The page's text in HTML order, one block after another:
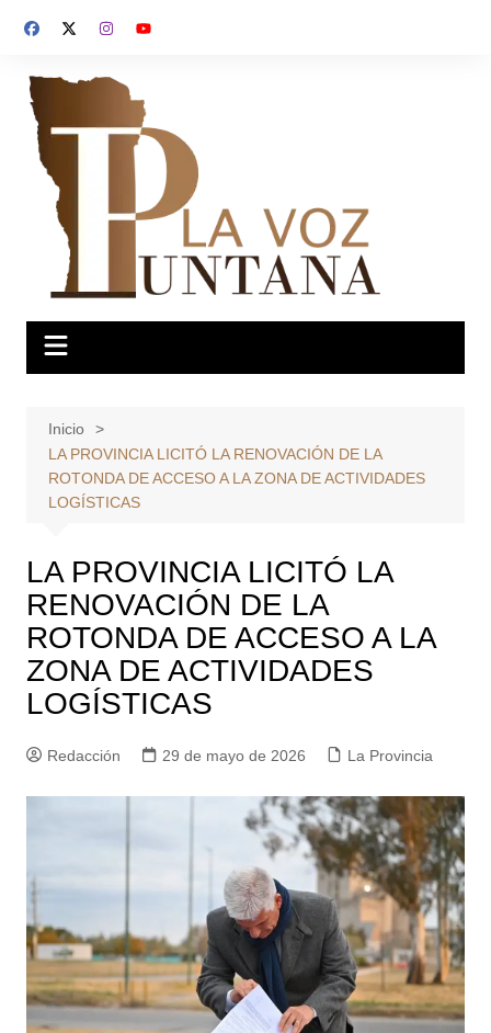
Inicio
LA PROVINCIA LICITÓ LA RENOVACIÓN DE LA
ROTONDA DE ACCESO A LA ZONA DE ACTIVIDADES
LOGÍSTICAS
LA PROVINCIA LICITÓ LA
RENOVACIÓN DE LA
ROTONDA DE ACCESO A LA
ZONA DE ACTIVIDADES
LOGÍSTICAS
Redacción 29 de mayo de 2026 La Provincia